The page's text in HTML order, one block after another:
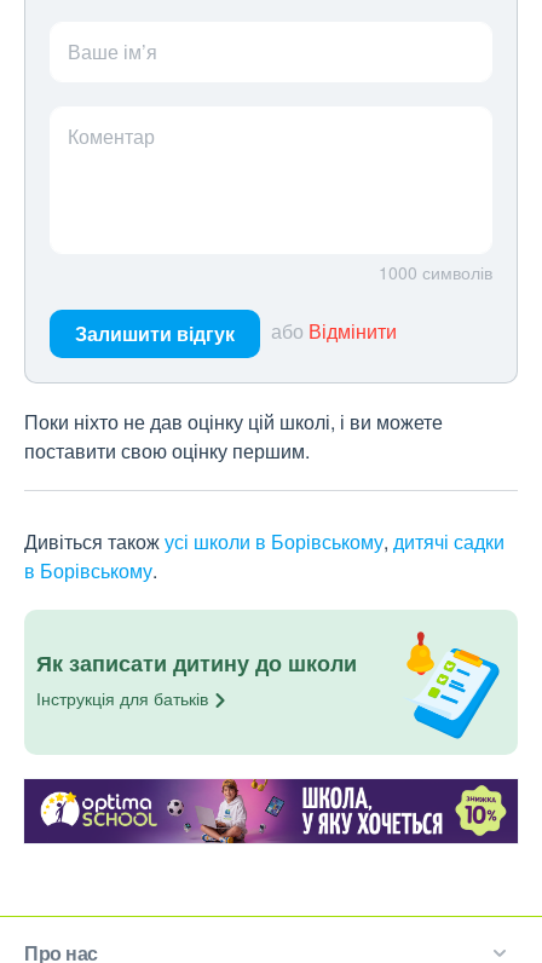
Ваше ім’я
Коментар
1000 символів
Залишити відгук або Відмінити
Поки ніхто не дав оцінку цій школі, і ви можете
поставити свою оцінку першим.
Дивіться такожусі школи в Борівському, дитячі садки
в Борівському.
Як записати дитину до школи
Інструкція для батьків
Про нас